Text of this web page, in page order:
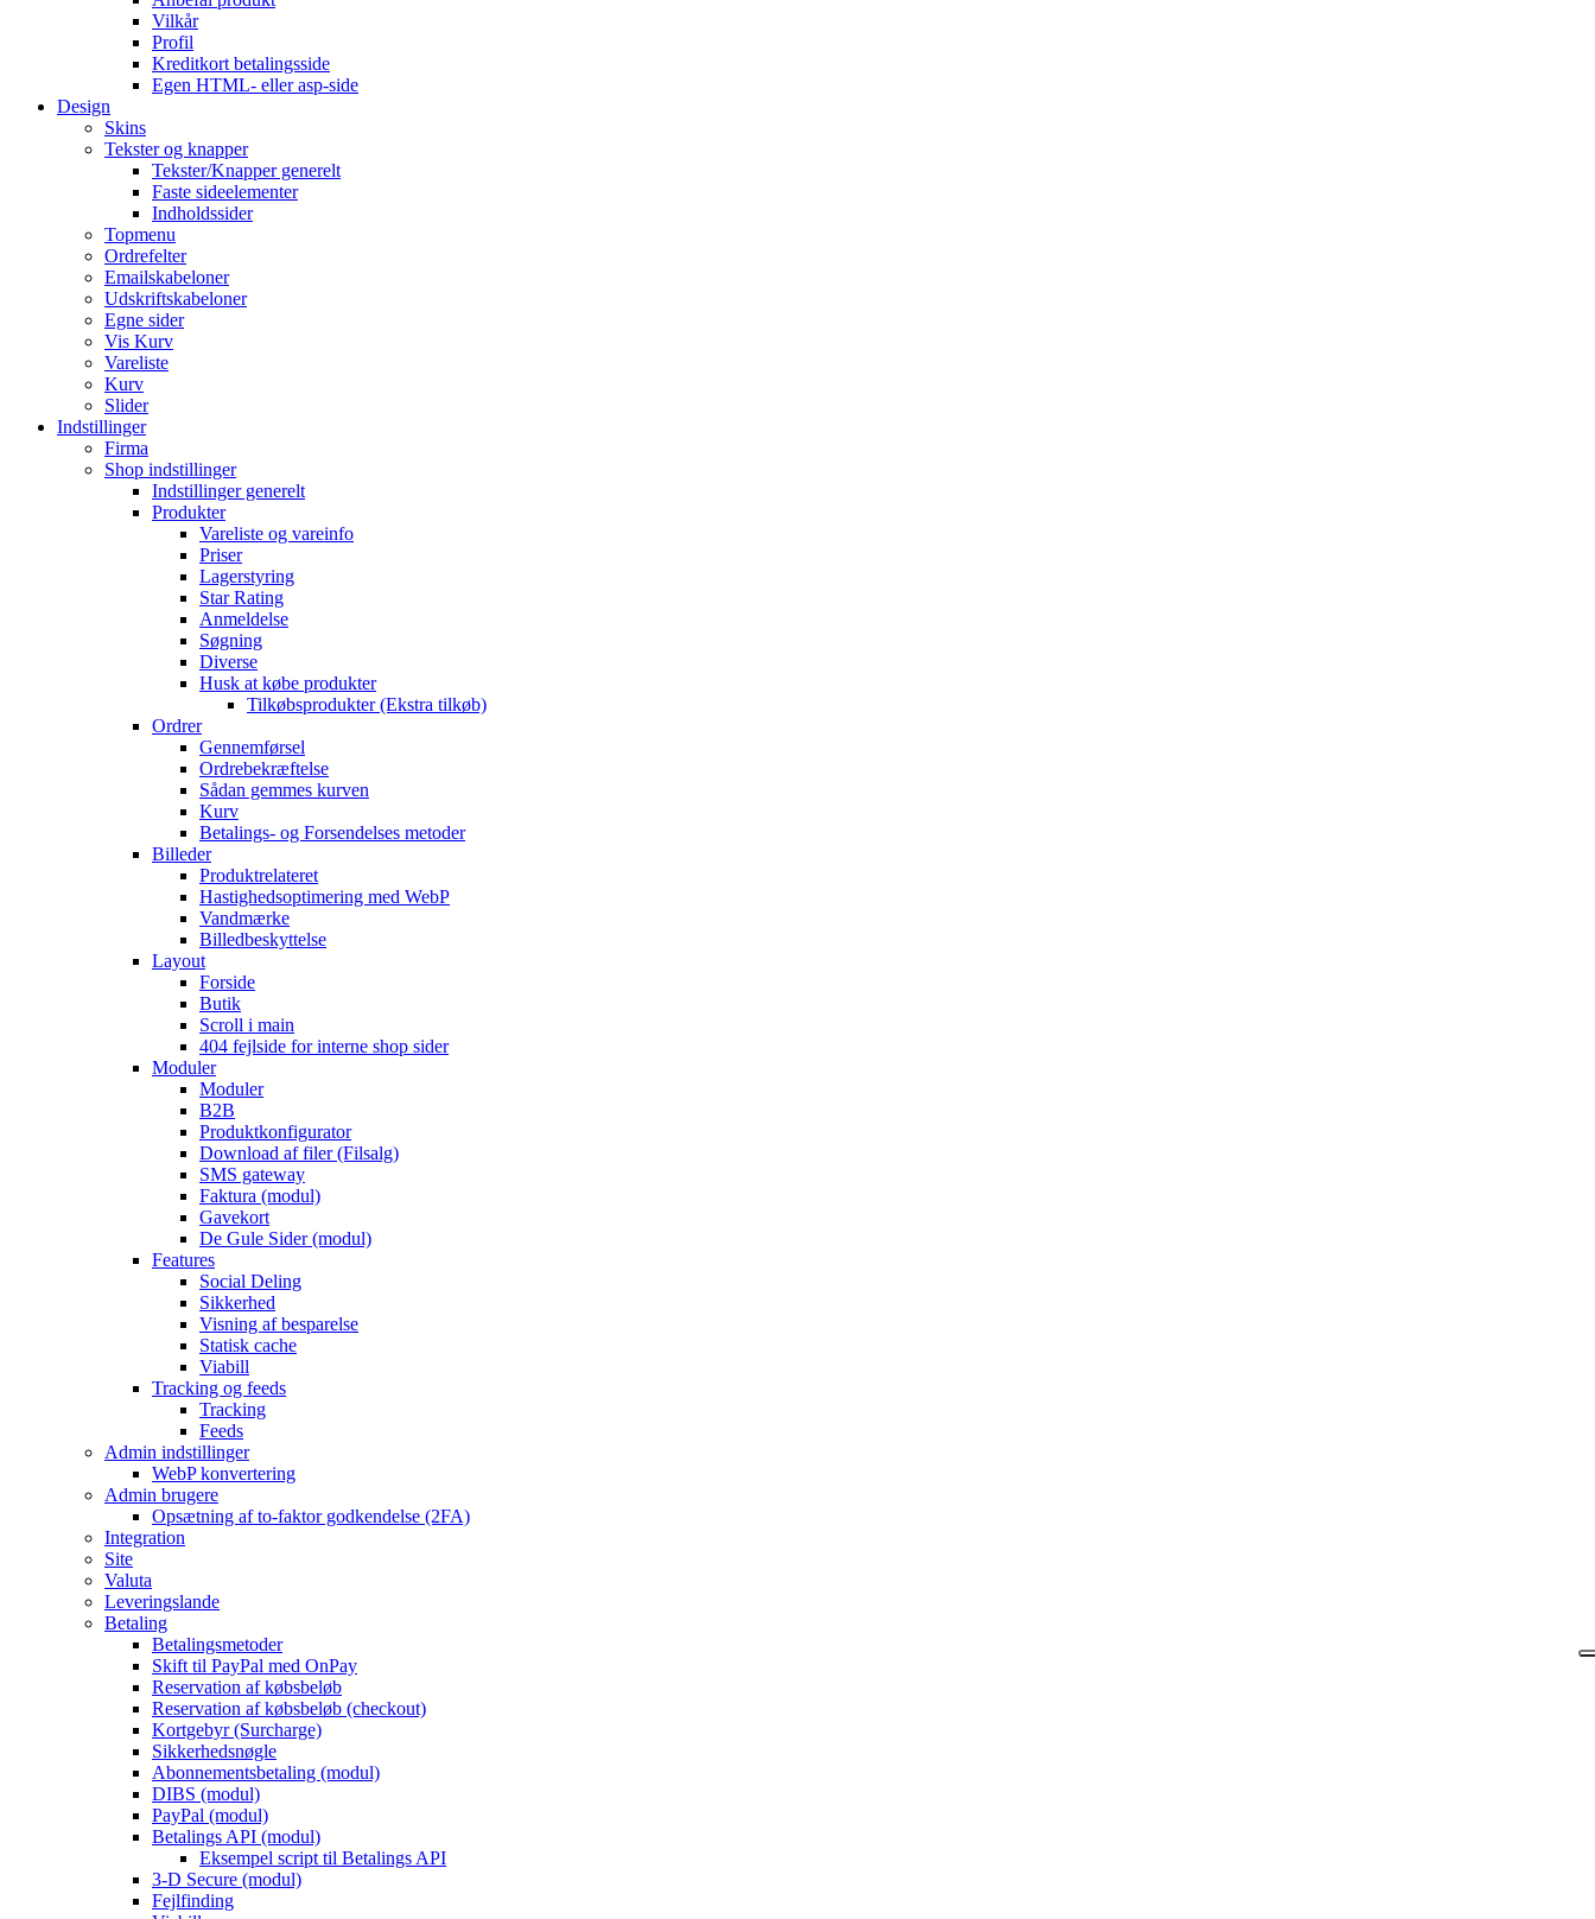
Vilkår
Profil
Kreditkort betalingsside
Egen HTML- eller asp-side
Design
Skins
Tekster og knapper
Tekster/Knapper generelt
Faste sideelementer
Indholdssider
Topmenu
Ordrefelter
Emailskabeloner
Udskriftskabeloner
Egne sider
Vis Kurv
Vareliste
Kurv
Slider
Indstillinger
Firma
Shop indstillinger
Indstillinger generelt
Produkter
Vareliste og vareinfo
Priser
Lagerstyring
Star Rating
Anmeldelse
Søgning
Diverse
Husk at købe produkter
Tilkøbsprodukter (Ekstra tilkøb)
Ordrer
Gennemførsel
Ordrebekræftelse
Sådan gemmes kurven
Kurv
Betalings- og Forsendelses metoder
Billeder
Produktrelateret
Hastighedsoptimering med WebP
Vandmærke
Billedbeskyttelse
Layout
Forside
Butik
Scroll i main
404 fejlside for interne shop sider
Moduler
Moduler
B2B
Produktkonfigurator
Download af filer (Filsalg)
SMS gateway
Faktura (modul)
Gavekort
De Gule Sider (modul)
Features
Social Deling
Sikkerhed
Visning af besparelse
Statisk cache
Viabill
Tracking og feeds
Tracking
Feeds
Admin indstillinger
WebP konvertering
Admin brugere
Opsætning af to-faktor godkendelse (2FA)
Integration
Site
Valuta
Leveringslande
Betaling
Betalingsmetoder
Skift til PayPal med OnPay
Reservation af købsbeløb
Reservation af købsbeløb (checkout)
Kortgebyr (Surcharge)
Sikkerhedsnøgle
Abonnementsbetaling (modul)
DIBS (modul)
PayPal (modul)
Betalings API (modul)
Eksempel script til Betalings API
3-D Secure (modul)
Fejlfinding